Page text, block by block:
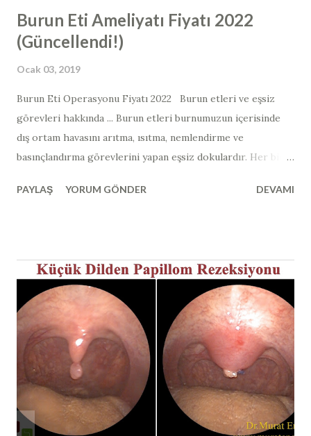
Burun Eti Ameliyatı Fiyatı 2022
(Güncellendi!)
Ocak 03, 2019
Burun Eti Operasyonu Fiyatı 2022 Burun etleri ve eşsiz
görevleri hakkında ... Burun etleri burnumuzun içerisinde
dış ortam havasını arıtma, ısıtma, nemlendirme ve
basınçlandırma görevlerini yapan eşsiz dokulardır. Her bir
aklınıza en çok gelen şey " burun etlerinden tamamen
ne kadar önemli olduğu sonrasında anlaşılmıştır. Dış ortam
havasından bulunan tüm mikroorganizmalar, allerjenler
burun etleri tarafından burun içerisinde yakalanmaktadır.
Yaklaşık sosis şeklinde olan alt burun etleri içerisinde
birçok damar ağı bulunmaktadır ve sıcaktır. Dış kısmında
mukus tabakası bulunur ve burnumuzu hava girdiğinde
burun etine çarpan hava yuvarlanma hareketi yaparak burun
etini çarpar, içerisinde bulunan bütün partikülleri, yabancı
cisimleri, mikroorgan...
PAYLAŞ YORUM GÖNDER DEVAMI